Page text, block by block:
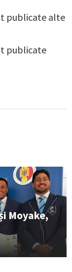
publicate alte
publicate
Moyake,